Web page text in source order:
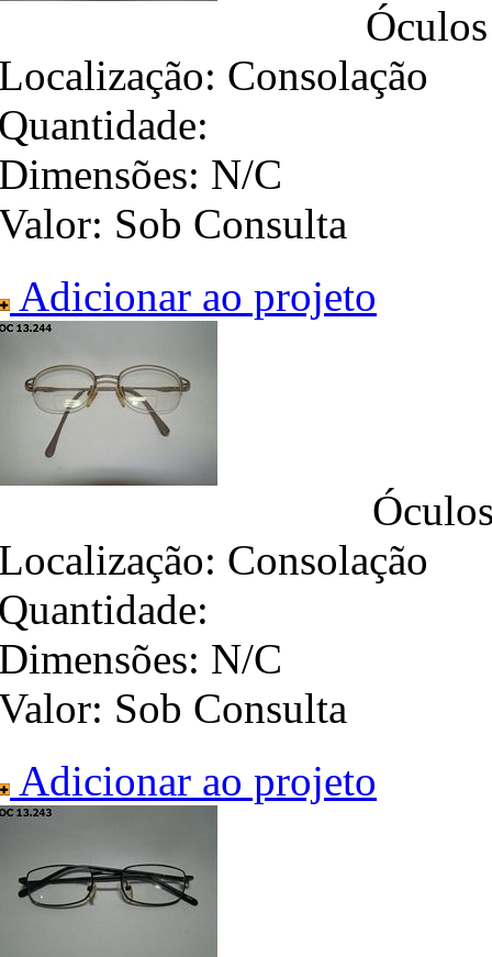
Consolação
N/C
Sob Consulta
Adicionar ao projeto
Consolação
N/C
Sob Consulta
Adicionar ao projeto